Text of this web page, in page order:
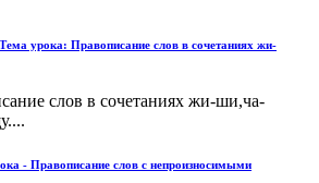
урока: Правописание слов в сочетаниях жи-
слов в сочетаниях жи-ши,ча-
- Правописание слов с непроизносимыми